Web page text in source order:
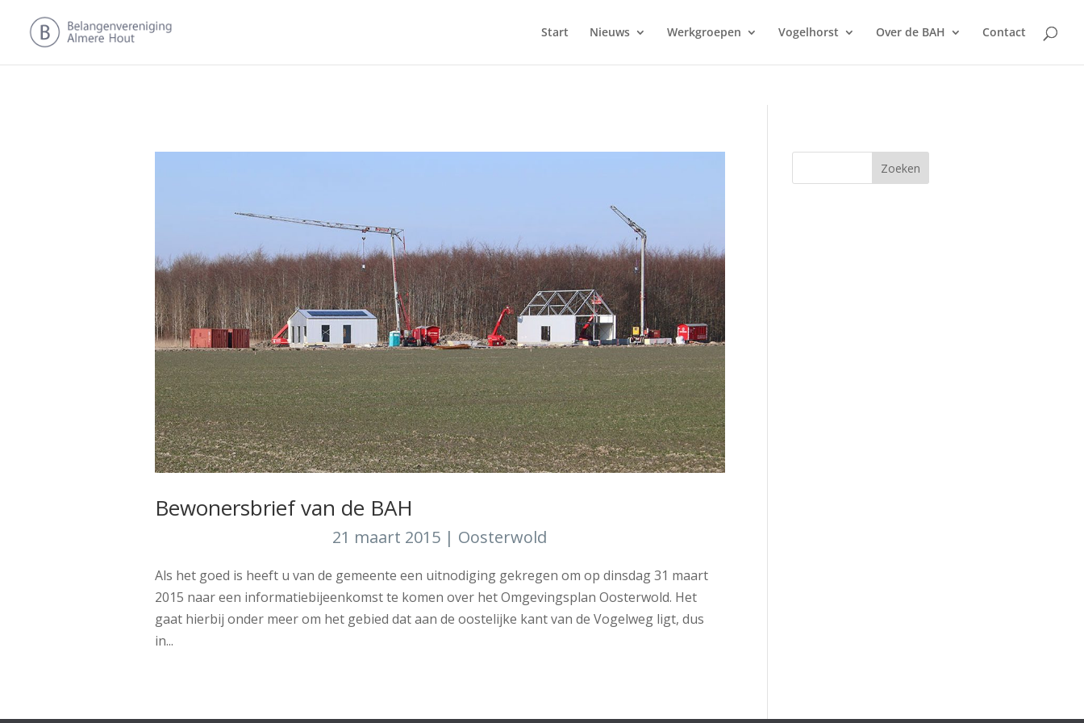
Start Nieuws Werkgroepen Vogelhorst Over de BAH Contact
Bewonersbrief van de BAH
21 maart 2015 | Oosterwold
Als het goed is heeft u van de gemeente een uitnodiging gekregen om op dinsdag 31 maart
2015 naar een informatiebijeenkomst te komen over het Omgevingsplan Oosterwold. Het
gaat hierbij onder meer om het gebied dat aan de oostelijke kant van de Vogelweg ligt, dus
in...